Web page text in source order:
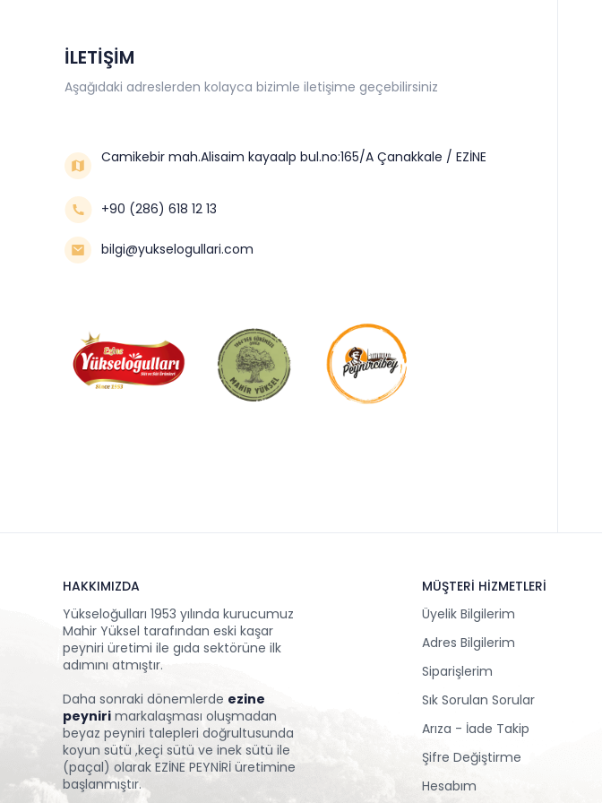
İLETİŞİM
Aşağıdaki adreslerden kolayca bizimle iletişime geçebilirsiniz
Camikebir mah.Alisaim kayaalp bul.no:165/A Çanakkale / EZİNE
+90 (286) 618 12 13
bilgi@yukselogullari.com
HAKKIMIZDA
Yükseloğulları 1953 yılında kurucumuz
Mahir Yüksel tarafından eski kaşar
peyniri üretimi ile gıda sektörüne ilk
adımını atmıştır.
Daha sonraki dönemlerde ezine
peynirimarkalaşması oluşmadan
beyaz peyniri talepleri doğrultusunda
koyun sütü ,keçi sütü ve inek sütü ile
(paçal) olarak EZİNE PEYNİRİ üretimine
başlanmıştır.
MÜŞTERİ HİZMETLERİ
Üyelik Bilgilerim
Adres Bilgilerim
Siparişlerim
Sık Sorulan Sorular
Arıza - İade Takip
Şifre Değiştirme
Hesabım